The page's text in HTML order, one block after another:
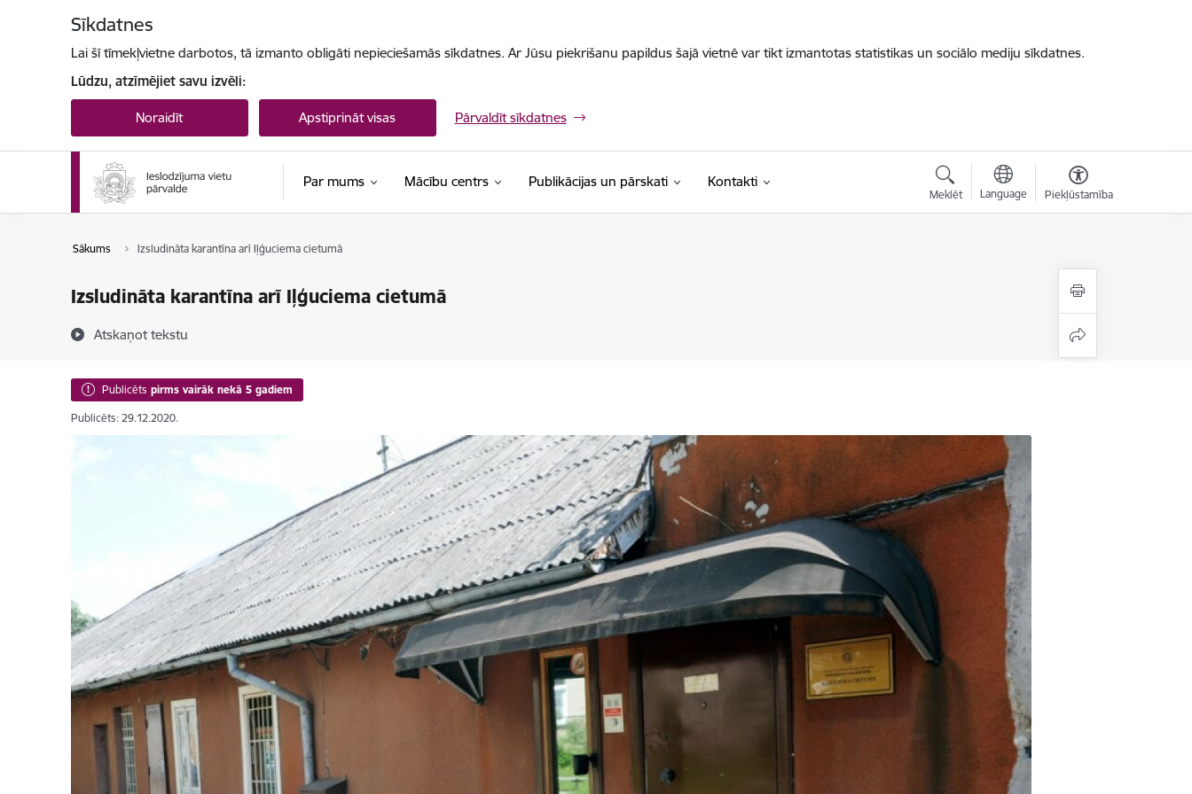
Sīkdatnes
Lai šī tīmekļvietne darbotos, tā izmanto obligāti nepieciešamās sīkdatnes. Ar Jūsu piekrišanu papildus šajā vietnē var tikt izmantotas statistikas un sociālo mediju sīkdatnes.
Lūdzu, atzīmējiet savu izvēli:
Noraidīt Apstiprināt visas Pārvaldīt sīkdatnes
Par mums Mācību centrs Publikācijas un pārskati Kontakti
Meklēt Language Piekļūstamība
Sākums Izsludināta karantīna arī Iļģuciema cietumā
Izsludināta karantīna arī Iļģuciema cietumā
Atskaņot tekstu
Publicēts pirms vairāk nekā 5 gadiem
Publicēts: 29.12.2020.